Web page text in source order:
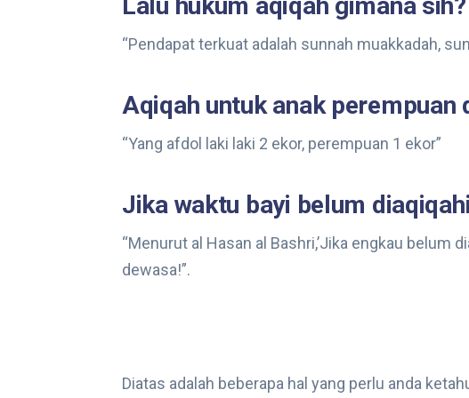
“Pendapat terkuat adalah sunnah muakkadah,
Aqiqah untuk anak perempuan
“Yang afdol laki laki 2 ekor, perempuan 1 ekor”
Jika waktu bayi belum
“Menurut al Hasan al Bashri,’Jika engkau belum
dewasa!”.
Diatas adalah beberapa hal yang perlu anda